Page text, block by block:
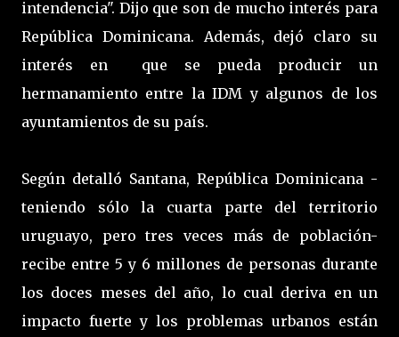
intendencia". Dijo que son de mucho interés para
República Dominicana. Además, dejó claro su
interés en que se pueda producir un
hermanamiento entre la IDM y algunos de los
ayuntamientos de su país.
Según detalló Santana, República Dominicana -
teniendo sólo la cuarta parte del territorio
uruguayo, pero tres veces más de población-
recibe entre 5 y 6 millones de personas durante
los doces meses del año, lo cual deriva en un
impacto fuerte y los problemas urbanos están